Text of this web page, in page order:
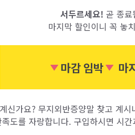
서두르세요! 곧 종
마지막 할인이니 꼭 놓
마감 임박 마
신가요? 무지외반증양말 찾고 계
도를 자랑합니다. 구입하시면 시